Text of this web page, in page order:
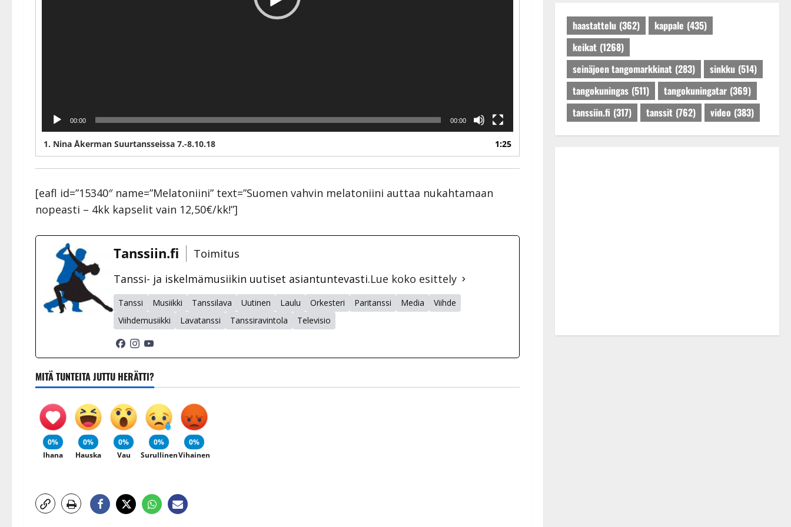
00:00 00:00
1. Nina Åkerman Suurtansseissa 7.-8.10.18 1:25
[eafl id=”15340″ name=”Melatoniini” text=”Suomen vahvin melatoniini auttaa nukahtamaan
nopeasti – 4kk kapselit vain 12,50€/kk!”]
Tanssiin.fi
Toimitus
Tanssi- ja iskelmämusiikin uutiset asiantuntevasti.Lue koko esittely
Tanssi Musiikki Tanssilava Uutinen Laulu Orkesteri Paritanssi Media
Viihde
Viihdemusiikki
Lavatanssi Tanssiravintola Televisio
MITÄ TUNTEITA JUTTU HERÄTTI?
0%
Ihana
0%
Hauska
0%
Vau
0%
Surullinen
0%
Vihainen
haastattelu (362) kappale (435)
keikat (1268)
seinäjoen tangomarkkinat (283) sinkku (514)
tangokuningas (511) tangokuningatar (369)
tanssiin.fi (317) tanssit (762) video (383)